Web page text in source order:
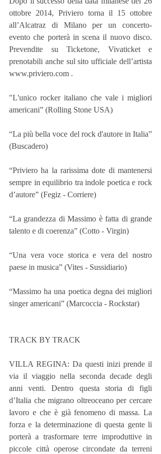
ottobre 2014, Priviero torna il 15 ottobre
all’Alcatraz di Milano per un concerto-
evento che porterà in scena il nuovo disco.
Prevendite su Ticketone, Vivaticket e
prenotabili anche sul sito ufficiale dell’artista
www.priviero.com .
"L'unico rocker italiano che vale i migliori
americani” (Rolling Stone USA)
“La più bella voce del rock d'autore in Italia”
(Buscadero)
“Priviero ha la rarissima dote di mantenersi
sempre in equilibrio tra indole poetica e rock
d’autore” (Fegiz - Corriere)
“La grandezza di Massimo è fatta di grande
talento e di coerenza” (Cotto - Virgin)
“Una vera voce storica e vera del nostro
paese in musica” (Vites - Sussidiario)
“Massimo ha una poetica degna dei migliori
singer americani” (Marcoccia - Rockstar)
TRACK BY TRACK
VILLA REGINA: Da questi inizi prende il
via il viaggio nella seconda decade degli
anni venti. Dentro questa storia di figli
d’Italia che migrano oltreoceano per cercare
lavoro e che è già fenomeno di massa. La
forza e la determinazione di questa gente li
porterà a trasformare terre improduttive in
piccole città operose circondate da terreni